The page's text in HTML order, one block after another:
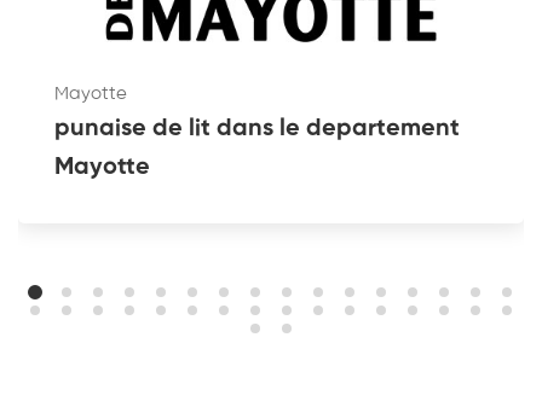
Mayotte
punaise de lit dans le departement
Mayotte